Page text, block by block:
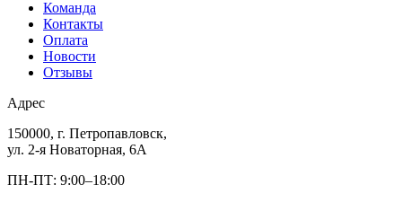
Команда
Контакты
Оплата
Новости
Отзывы
Адрес
150000, г. Петропавловск,
ул. 2-я Новаторная, 6А
ПН-ПТ: 9:00–18:00